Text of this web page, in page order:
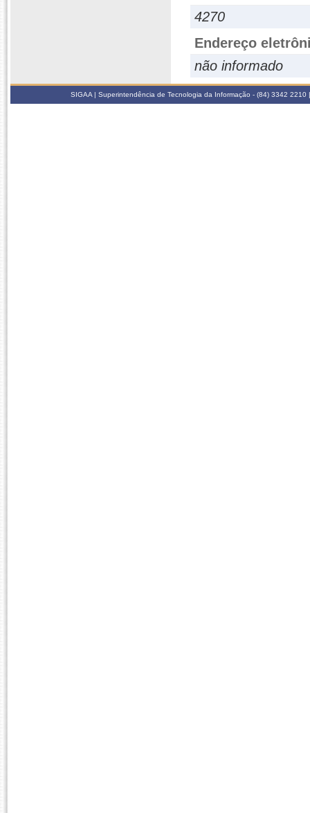
4270
Endereço
não informado
SIGAA | Superintendência de Tecnologia da Informação - (84) 3342